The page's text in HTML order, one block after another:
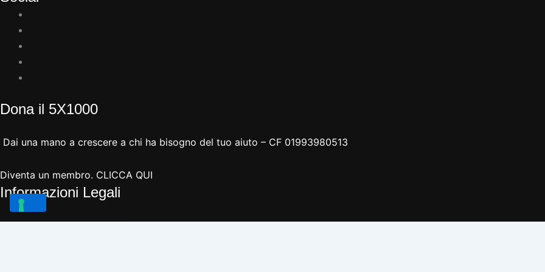
Dona il 5X1000
Dai una mano a crescere a chi ha bisogno del tuo aiuto – CF 01993980513
Diventa un membro. CLICCA QUI
Informazioni Legali